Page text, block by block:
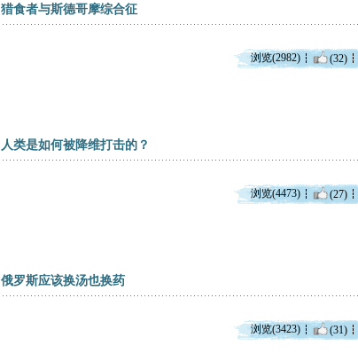
猎食者与斯德哥摩综合征
浏览(2982) (32)
人类是如何被降维打击的？
浏览(4473) (27)
俄罗斯应该换汤也换药
浏览(3423) (31)